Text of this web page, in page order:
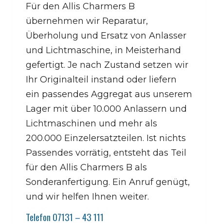
Für den Allis Charmers B
übernehmen wir Reparatur,
Überholung und Ersatz von Anlasser
und Lichtmaschine, in Meisterhand
gefertigt. Je nach Zustand setzen wir
Ihr Originalteil instand oder liefern
ein passendes Aggregat aus unserem
Lager mit über 10.000 Anlassern und
Lichtmaschinen und mehr als
200.000 Einzelersatzteilen. Ist nichts
Passendes vorrätig, entsteht das Teil
für den Allis Charmers B als
Sonderanfertigung. Ein Anruf genügt,
und wir helfen Ihnen weiter.
Telefon 07131 – 43 111